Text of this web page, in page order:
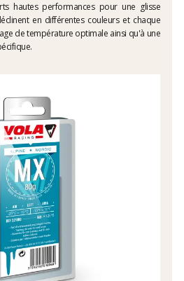
hautes performances pour une glisse
en différentes couleurs et chaque
de température optimale ainsi qu'à une